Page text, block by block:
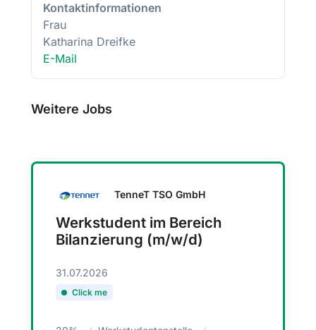
Kontaktinformationen
Frau
Katharina Dreifke
E-Mail
Weitere Jobs
TenneT TSO GmbH
Werkstudent im Bereich
Bilanzierung (m/w/d)
31.07.2026
Click me